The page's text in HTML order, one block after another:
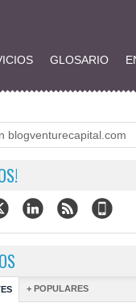
GLOSARIO
+ POPULARES